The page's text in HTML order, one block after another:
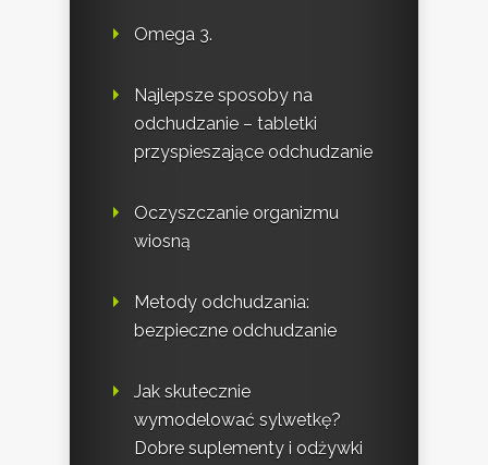
Omega 3.
Najlepsze sposoby na
odchudzanie – tabletki
przyspieszające odchudzanie
Oczyszczanie organizmu
wiosną
Metody odchudzania:
bezpieczne odchudzanie
Jak skutecznie
wymodelować sylwetkę?
Dobre suplementy i odżywki